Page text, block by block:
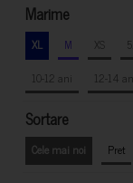
Marime
XL M XS
10-12 ani
12-14
Sortare
Cele mai noi Pret